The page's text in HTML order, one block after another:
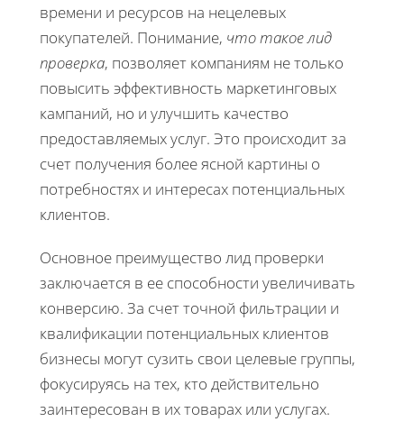
времени и ресурсов на нецелевых
покупателей. Понимание, что такое лид
проверка, позволяет компаниям не только
повысить эффективность маркетинговых
кампаний, но и улучшить качество
предоставляемых услуг. Это происходит за
счет получения более ясной картины о
потребностях и интересах потенциальных
клиентов.
Основное преимущество лид проверки
заключается в ее способности увеличивать
конверсию. За счет точной фильтрации и
квалификации потенциальных клиентов
бизнесы могут сузить свои целевые группы,
фокусируясь на тех, кто действительно
заинтересован в их товарах или услугах.